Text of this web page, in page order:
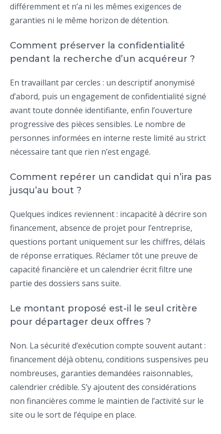
différemment et n’a ni les mêmes exigences de
garanties ni le même horizon de détention.
Comment préserver la confidentialité
pendant la recherche d’un acquéreur ?
En travaillant par cercles : un descriptif anonymisé
d’abord, puis un engagement de confidentialité signé
avant toute donnée identifiante, enfin l’ouverture
progressive des pièces sensibles. Le nombre de
personnes informées en interne reste limité au strict
nécessaire tant que rien n’est engagé.
Comment repérer un candidat qui n’ira pas
jusqu’au bout ?
Quelques indices reviennent : incapacité à décrire son
financement, absence de projet pour l’entreprise,
questions portant uniquement sur les chiffres, délais
de réponse erratiques. Réclamer tôt une preuve de
capacité financière et un calendrier écrit filtre une
partie des dossiers sans suite.
Le montant proposé est-il le seul critère
pour départager deux offres ?
Non. La sécurité d’exécution compte souvent autant :
financement déjà obtenu, conditions suspensives peu
nombreuses, garanties demandées raisonnables,
calendrier crédible. S’y ajoutent des considérations
non financières comme le maintien de l’activité sur le
site ou le sort de l’équipe en place.